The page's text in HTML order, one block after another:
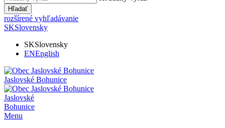
Hľadať
rozšírené vyhľadávanie
SKSlovensky
SKSlovensky
ENEnglish
Jaslovské Bohunice
Jaslovské
Bohunice
Menu